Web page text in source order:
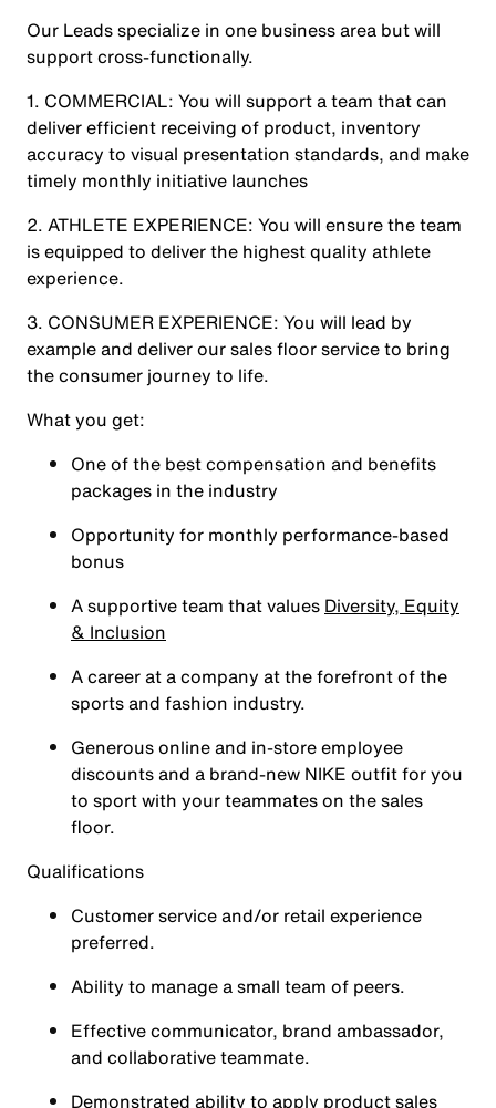
Our Leads specialize in one business area but will
support cross-functionally.
1. COMMERCIAL: You will support a team that can
deliver efficient receiving of product, inventory
accuracy to visual presentation standards, and make
timely monthly initiative launches
2. ATHLETE EXPERIENCE: You will ensure the team
is equipped to deliver the highest quality athlete
experience.
3. CONSUMER EXPERIENCE: You will lead by
example and deliver our sales floor service to bring
the consumer journey to life.
What you get:
One of the best compensation and benefits
packages in the industry
Opportunity for monthly performance-based
bonus
A supportive team that values Diversity, Equity
& Inclusion
A career at a company at the forefront of the
sports and fashion industry.
Generous online and in-store employee
discounts and a brand-new NIKE outfit for you
to sport with your teammates on the sales
floor.
Qualifications
Customer service and/or retail experience
preferred.
Ability to manage a small team of peers.
Effective communicator, brand ambassador,
and collaborative teammate.
Demonstrated ability to apply product sales